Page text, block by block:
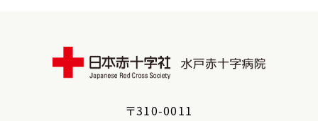
〒310-0011